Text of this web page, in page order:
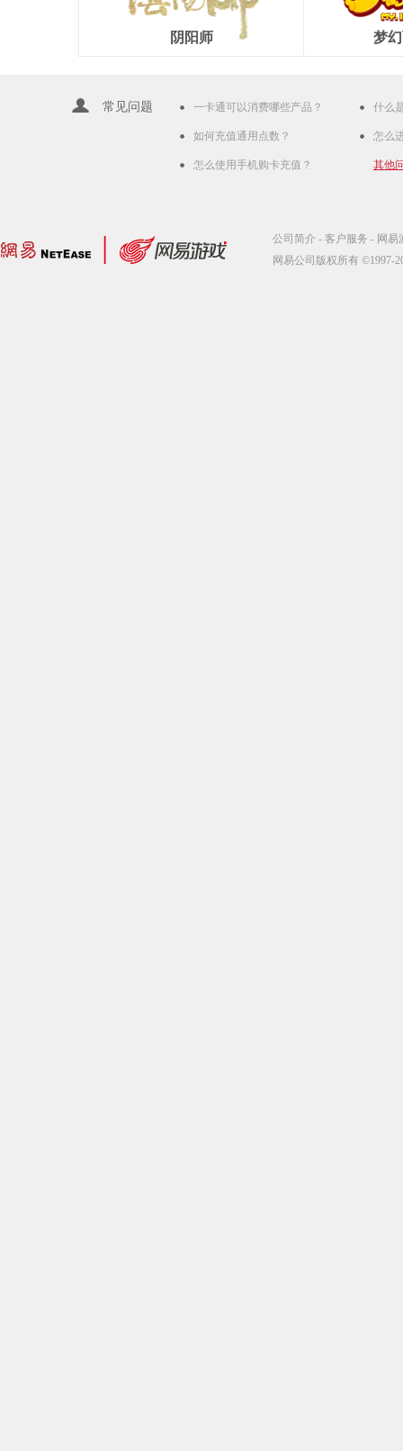
阴阳师 梦
常见问题 一卡通可以消费哪些产品？ 什么
如何充值通用点数？ 怎么
怎么使用手机购卡充值？ 其他
公司简介 - 客户服务 - 网易
网易公司版权所有 ©1997-